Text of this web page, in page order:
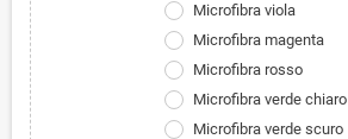
Microfibra viola
Microfibra magenta
Microfibra rosso
Microfibra verde chiaro
Microfibra verde scuro